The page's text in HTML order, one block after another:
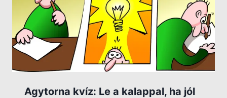
Agytorna kvíz: Le a kalappal, ha jól